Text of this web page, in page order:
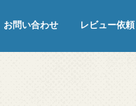
お問い合わせ レビュー依頼